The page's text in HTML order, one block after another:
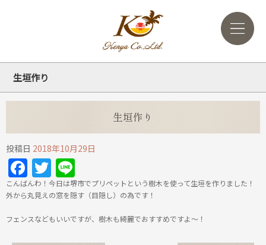
生垣作り
生垣作り
投稿日 2018年10月29日
Facebook
Twitter
こんばんわ！今日は堺市でプリペットという樹木を使って生垣を作りました！
外から丸見えの窓を隠す（目隠し）の為です！
フェンスなどもいいですが、樹木も綺麗でおすすめですよ～！